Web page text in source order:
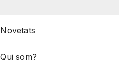
Novetats
Qui som?